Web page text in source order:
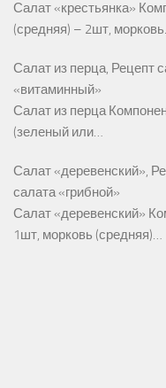
Салат «крестьянка»
(средняя) – 2шт,
Салат из перца, Рецепт
«витаминный»
Салат из перца
(зеленый или…
Салат «деревенский»,
салата «грибной»
Салат «деревенский»
1шт, морковь (средняя)…